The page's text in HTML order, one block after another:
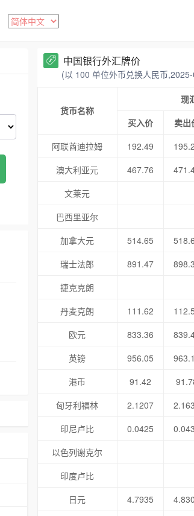
中国银行外汇牌价
(以 100 单位外币兑换人民币
货币名称
现
买入价
卖出
阿联酋迪拉姆
192.49
澳大利亚元
467.76
文莱元
巴西里亚尔
加拿大元
514.65
瑞士法郎
891.47
捷克克朗
丹麦克朗
111.62
欧元
833.36
英镑
956.05
港币
91.42
匈牙利福林
2.1207
印尼卢比
0.0425
以色列谢克尔
印度卢比
日元
4.7935